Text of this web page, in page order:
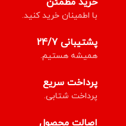
با اطمینان خرید کنید.
پشتیبانی 24/7
همیشه هستیم.
پرداخت سریع
پرداخت شتابی.
اصالت محصول